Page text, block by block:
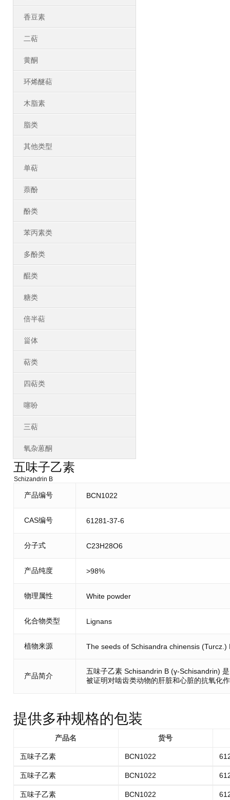
香豆素
二萜
黄酮
环烯醚萜
木脂素
脂类
其他类型
单萜
萘酚
酚类
苯丙素类
多酚类
醌类
糖类
倍半萜
甾体
萜类
四萜类
噻吩
三萜
氧杂蒽酮
五味子乙素
Schizandrin B
产品编号 BCN1022
CAS编号 61281-37-6
分子式 C23H28O6
产品纯度 >98%
物理属性 White powder
化合物类型 Lignans
植物来源 The seeds of Schisandra chinensis (Turcz.)
产品简介
五味子乙素 Schisandrin B (γ-Schisandrin)
被证明对啮齿类动物的肝脏和心脏的抗氧化
提供多种规格的包装
产品名 货号
五味子乙素 BCN1022
五味子乙素 BCN1022
五味子乙素 BCN1022